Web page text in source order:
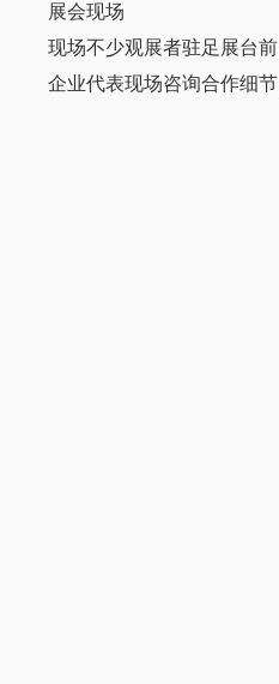
展会现场
现场不少观展者驻足展台
企业代表现场咨询合作细